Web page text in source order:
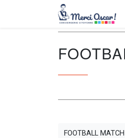
FOOTBALL